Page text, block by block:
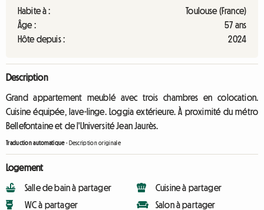
Habite à :
Toulouse (France)
Âge :
57 ans
Hôte depuis :
2024
Description
Grand appartement meublé avec trois chambres en colocation.
Cuisine équipée, lave-linge. Loggia extérieure. À proximité du métro
Bellefontaine et de l'Université Jean Jaurès.
Traduction automatique- Description originale
Logement
Salle de bain à partager
WC à partager
Cuisine à partager
Salon à partager